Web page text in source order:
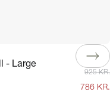
- Large
925 KR.
786 KR.